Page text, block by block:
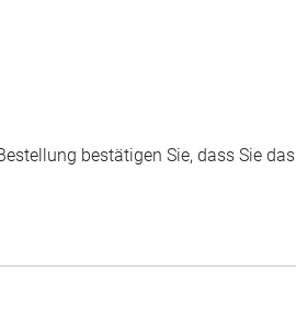
bestätigen Sie, dass Sie das